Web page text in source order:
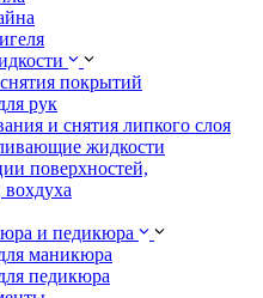
покрытий
рук
и снятия липкого слоя
жидкости
поверхностей,
и педикюра
маникюра
педикюра